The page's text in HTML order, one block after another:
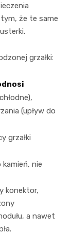
że te same
grzałki:
(upływ do
grzałki
nie
konektor,
a nawet